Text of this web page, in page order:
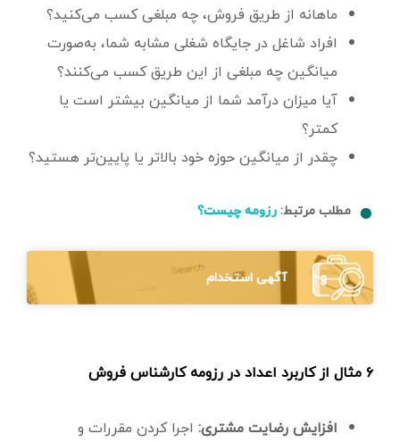
ماهانه از طریق فروش، چه مبلغی کسب می‌کنید؟
افراد شاغل در جایگاه شغلی مشابه شما، به‌صورت
میانگین چه مبلغی از این طریق کسب می‌کنند؟
آیا میزان درآمد شما از میانگین بیشتر است یا
کمتر؟
چقدر از میانگین حوزه خود بالاتر یا پایین‌تر هستید؟
مطلب مرتبط: رزومه چیست؟
آگهی استخدام
۶ مثال از کاربرد اعداد در رزومه کارشناس فروش
افزایش رضایت مشتری: اجرا کردن مقررات و